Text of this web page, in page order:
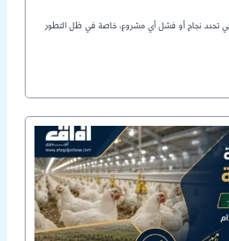
تحدد نجاح أو فشل أي مشروع، خاصة في ظل التطور